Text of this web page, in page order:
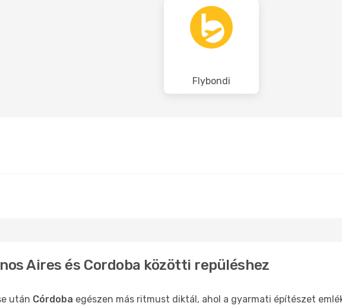
Flybondi
Aires és Cordoba közötti repüléshez
után Córdoba egészen más ritmust diktál, ahol a gyarmati építészet